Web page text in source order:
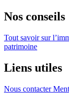
Nos conseils
Tout savoir sur
patrimoine
Liens utiles
Nous contacter